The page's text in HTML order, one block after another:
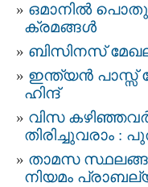
ഒമാനില്‍ പൊതു
ക്രമങ്ങള്‍
ബിസിനസ്
ഇന്ത്യന്‍ പാസ്സ്‌
ഹിന്ദ്
വിസ
തിരിച്ചുവരാം :
താമസ
നിയമം